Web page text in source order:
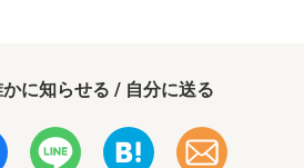
に知らせる / 自分に送る